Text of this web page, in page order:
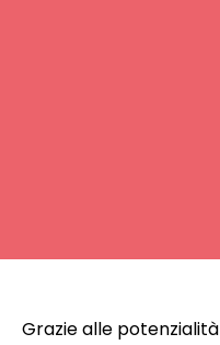
Grazie alle potenzialità